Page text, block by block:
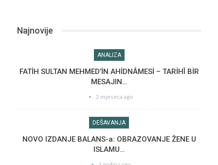
Najnovije
ANALIZA
FATİH SULTAN MEHMED’İN AHİDNÂMESİ – TARİHÎ BİR
MESAJIN…
2 mjeseca ago
DEŠAVANJA
NOVO IZDANJE BALANS-a: OBRAZOVANJE ŽENE U
ISLAMU…